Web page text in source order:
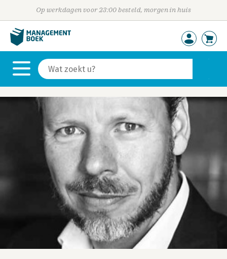
Op werkdagen voor 23:00 besteld, morgen in huis